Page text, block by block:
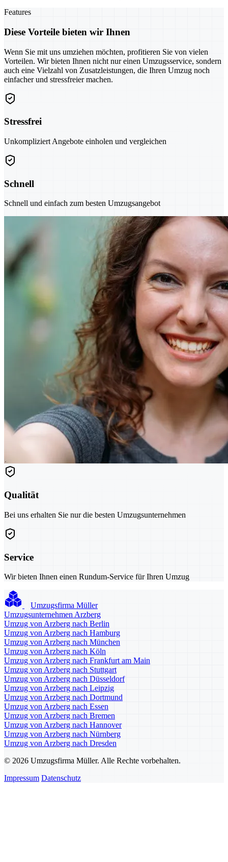
Features
Diese Vorteile bieten wir Ihnen
Wenn Sie mit uns umziehen möchten, profitieren Sie von vielen
Vorteilen. Wir bieten Ihnen nicht nur einen Umzugsservice, sondern
auch eine Vielzahl von Zusatzleistungen, die Ihren Umzug noch
einfacher und stressfreier machen.
Stressfrei
Unkompliziert Angebote einholen und vergleichen
Schnell
Schnell und einfach zum besten Umzugsangebot
Qualität
Bei uns erhalten Sie nur die besten Umzugsunternehmen
Service
Wir bieten Ihnen einen Rundum-Service für Ihren Umzug
Umzugsfirma Müller
Umzugsunternehmen Arzberg
Umzug von Arzberg nach Berlin
Umzug von Arzberg nach Hamburg
Umzug von Arzberg nach München
Umzug von Arzberg nach Köln
Umzug von Arzberg nach Frankfurt am Main
Umzug von Arzberg nach Stuttgart
Umzug von Arzberg nach Düsseldorf
Umzug von Arzberg nach Leipzig
Umzug von Arzberg nach Dortmund
Umzug von Arzberg nach Essen
Umzug von Arzberg nach Bremen
Umzug von Arzberg nach Hannover
Umzug von Arzberg nach Nürnberg
Umzug von Arzberg nach Dresden
© 2026 Umzugsfirma Müller. Alle Rechte vorbehalten.
Impressum Datenschutz